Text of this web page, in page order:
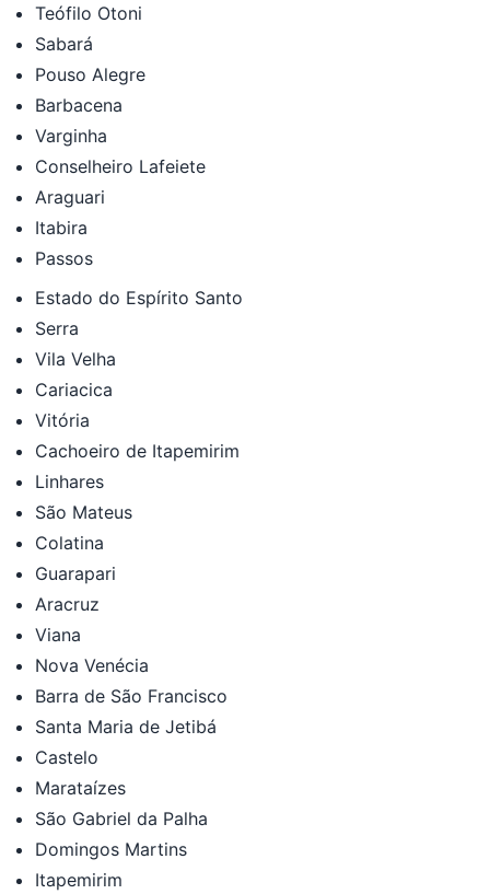
Teófilo Otoni
Sabará
Pouso Alegre
Barbacena
Varginha
Conselheiro Lafeiete
Araguari
Itabira
Passos
Estado do Espírito Santo
Serra
Vila Velha
Cariacica
Vitória
Cachoeiro de Itapemirim
Linhares
São Mateus
Colatina
Guarapari
Aracruz
Viana
Nova Venécia
Barra de São Francisco
Santa Maria de Jetibá
Castelo
Marataízes
São Gabriel da Palha
Domingos Martins
Itapemirim